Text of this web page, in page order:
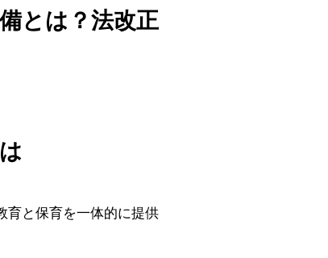
とは？法改正
育と保育を一体的に提供